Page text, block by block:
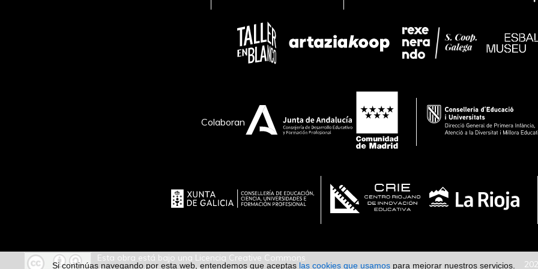
Colaboran
Esta obra está bajo una Licencia Creative Commons
Si continúas navegando por esta web, entendemos que aceptas las cookies que usamos para mejorar nuestros servicios.